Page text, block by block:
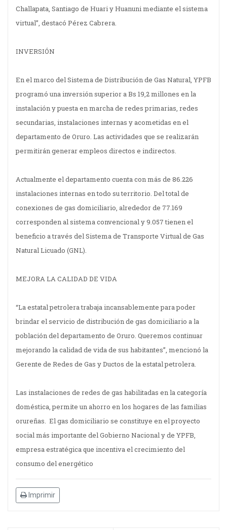
Challapata, Santiago de Huari y Huanuni mediante el sistema
virtual”, destacó Pérez Cabrera.
INVERSIÓN
En el marco del Sistema de Distribución de Gas Natural, YPFB
programó una inversión superior a Bs 19,2 millones en la
instalación y puesta en marcha de redes primarias, redes
secundarias, instalaciones internas y acometidas en el
departamento de Oruro. Las actividades que se realizarán
permitirán generar empleos directos e indirectos.
Actualmente el departamento cuenta con más de 86.226
instalaciones internas en todo su territorio. Del total de
conexiones de gas domiciliario, alrededor de 77.169
corresponden al sistema convencional y 9.057 tienen el
beneficio a través del Sistema de Transporte Virtual de Gas
Natural Licuado (GNL).
MEJORA LA CALIDAD DE VIDA
“La estatal petrolera trabaja incansablemente para poder
brindar el servicio de distribución de gas domiciliario a la
población del departamento de Oruro. Queremos continuar
mejorando la calidad de vida de sus habitantes”, mencionó la
Gerente de Redes de Gas y Ductos de la estatal petrolera.
Las instalaciones de redes de gas habilitadas en la categoría
doméstica, permite un ahorro en los hogares de las familias
orureñas. El gas domiciliario se constituye en el proyecto
social más importante del Gobierno Nacional y de YPFB,
empresa estratégica que incentiva el crecimiento del
consumo del energético
Imprimir